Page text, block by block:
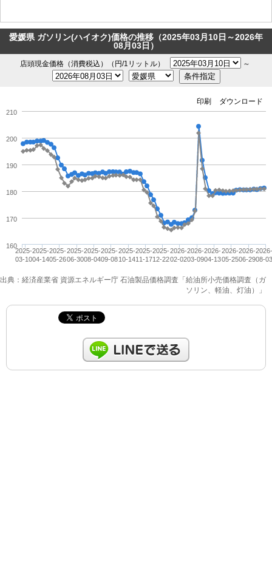
愛媛県 ガソリン(ハイオク)価格の推移（2025年03月10日～2026年
08月03日）
店頭現金価格（消費税込）（円/1リットル） ～
ダウンロード
印刷
2025-
03-10
2025-
04-14
2025-
05-26
2025-
06-30
2025-
08-04
2025-
09-08
2025-
10-14
2025-
11-17
2025-
12-22
2026-
02-02
2026-
03-09
2026-
04-13
2026-
05-25
2026-
06-2908-
160
170
180
190
200
210
出典：経済産業省 資源エネルギー庁 石油製品価格調査「給油所小売価格調査（ガ
ソリン、軽油、灯油）」